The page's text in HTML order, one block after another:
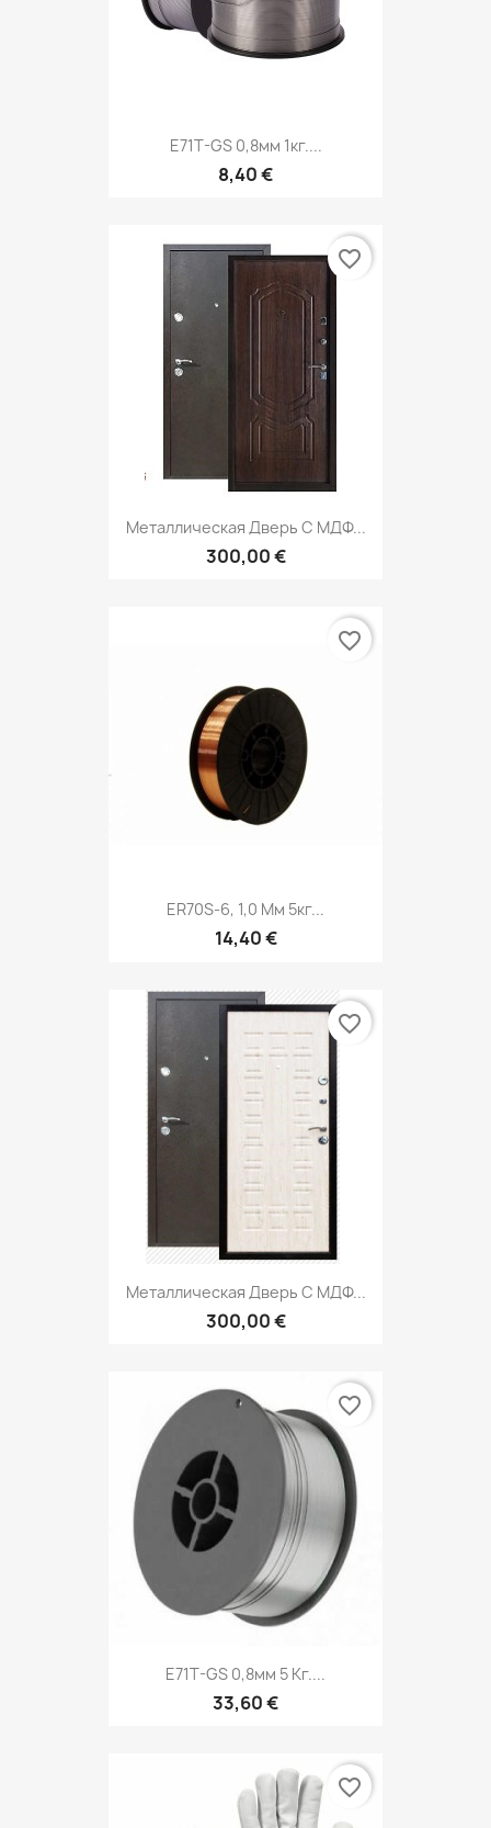
E71T-GS 0,8мм 1кг....
8,40 €
Металлическая Дверь С МДФ...
300,00 €
favorite_border
ER70S-6, 1,0 Мм 5кг...
14,40 €
favorite_border
Металлическая Дверь С МДФ...
300,00 €
favorite_border
E71T-GS 0,8мм 5 Кг....
33,60 €
favorite_border
favorite_border